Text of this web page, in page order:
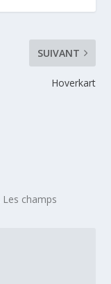
SUIVANT
Hoverkart
Les champs